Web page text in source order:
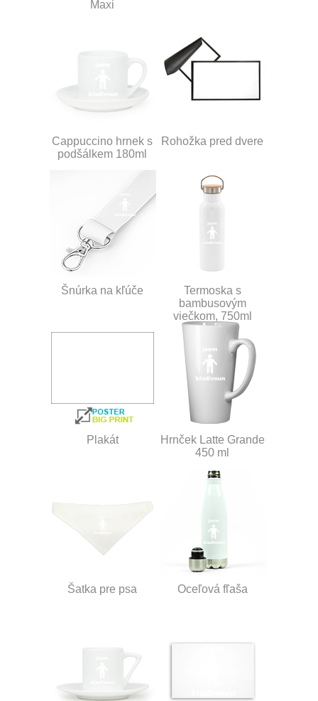
Maxi
Cappuccino hrnek s
podšálkem 180ml
Rohožka pred dvere
Šnúrka na kľúče
Termoska s
bambusovým
viečkom, 750ml
Plakát
Hrnček Latte Grande
450 ml
Šatka pre psa Oceľová fľaša